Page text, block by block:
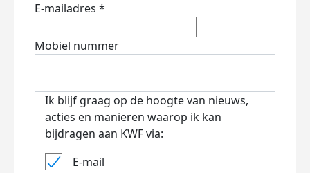
E-mailadres *
Mobiel nummer
Ik blijf graag op de hoogte van nieuws,
acties en manieren waarop ik kan
bijdragen aan KWF via:
E-mail